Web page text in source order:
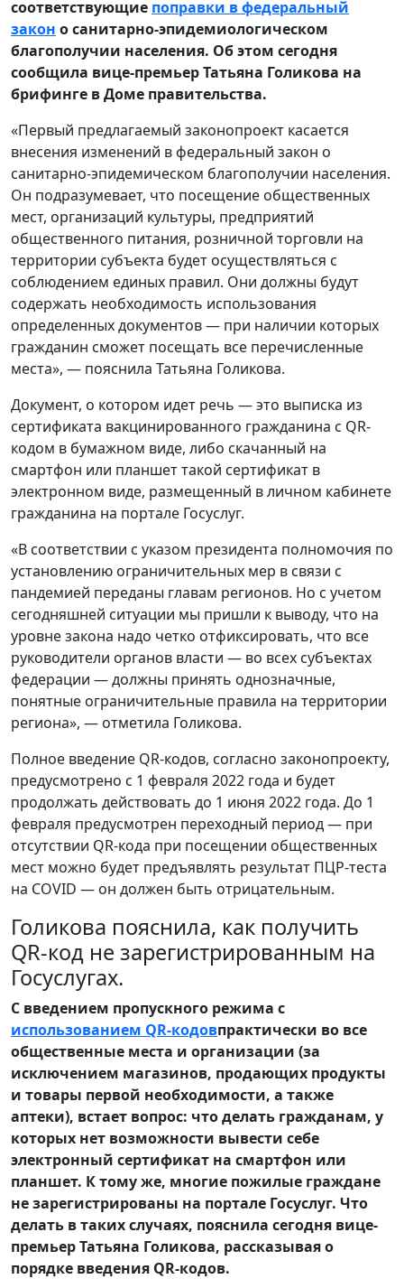
соответствующие поправки в федеральный
закон о санитарно-эпидемиологическом
благополучии населения. Об этом сегодня
сообщила вице-премьер Татьяна Голикова на
брифинге в Доме правительства.
«Первый предлагаемый законопроект касается
внесения изменений в федеральный закон о
санитарно-эпидемическом благополучии населения.
Он подразумевает, что посещение общественных
мест, организаций культуры, предприятий
общественного питания, розничной торговли на
территории субъекта будет осуществляться с
соблюдением единых правил. Они должны будут
содержать необходимость использования
определенных документов — при наличии которых
гражданин сможет посещать все перечисленные
места», — пояснила Татьяна Голикова.
Документ, о котором идет речь — это выписка из
сертификата вакцинированного гражданина с QR-
кодом в бумажном виде, либо скачанный на
смартфон или планшет такой сертификат в
электронном виде, размещенный в личном кабинете
гражданина на портале Госуслуг.
«В соответствии с указом президента полномочия по
установлению ограничительных мер в связи с
пандемией переданы главам регионов. Но с учетом
сегодняшней ситуации мы пришли к выводу, что на
уровне закона надо четко отфиксировать, что все
руководители органов власти — во всех субъектах
федерации — должны принять однозначные,
понятные ограничительные правила на территории
региона», — отметила Голикова.
Полное введение QR-кодов, согласно законопроекту,
предусмотрено с 1 февраля 2022 года и будет
продолжать действовать до 1 июня 2022 года. До 1
февраля предусмотрен переходный период — при
отсутствии QR-кода при посещении общественных
мест можно будет предъявлять результат ПЦР-теста
на COVID — он должен быть отрицательным.
Голикова пояснила, как получить
QR-код не зарегистрированным на
Госуслугах.
С введением пропускного режима с
использованием QR-кодовпрактически во все
общественные места и организации (за
исключением магазинов, продающих продукты
и товары первой необходимости, а также
аптеки), встает вопрос: что делать гражданам, у
которых нет возможности вывести себе
электронный сертификат на смартфон или
планшет. К тому же, многие пожилые граждане
не зарегистрированы на портале Госуслуг. Что
делать в таких случаях, пояснила сегодня вице-
премьер Татьяна Голикова, рассказывая о
порядке введения QR-кодов.